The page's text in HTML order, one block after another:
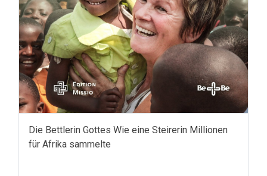
Die Bettlerin Gottes Wie eine Steirerin Millionen
für Afrika sammelte